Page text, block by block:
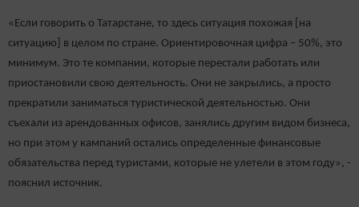
«Если говорить о Татарстане, то здесь ситуация похожая [на
ситуацию] в целом по стране. Ориентировочная цифра – 50%, это
минимум. Это те компании, которые перестали работать или
приостановили свою деятельность. Они не закрылись, а просто
прекратили заниматься туристической деятельностью. Они
съехали из арендованных офисов, занялись другим видом бизнеса,
но при этом у кампаний остались определенные финансовые
обязательства перед туристами, которые не улетели в этом году», -
пояснил источник.